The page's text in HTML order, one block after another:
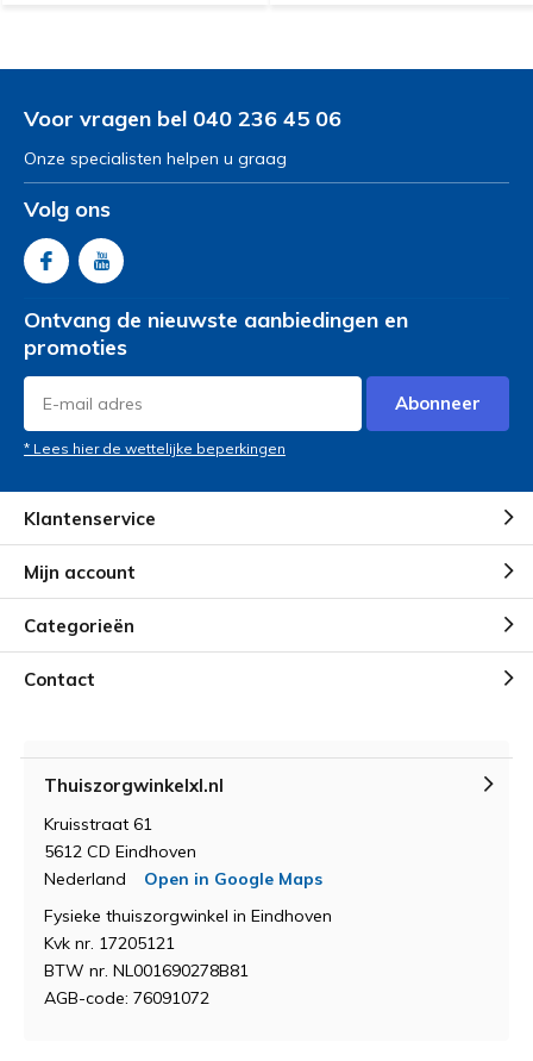
Voor vragen bel 040 236 45 06
Onze specialisten helpen u graag
Volg ons
Ontvang de nieuwste aanbiedingen en
promoties
Abonneer
* Lees hier de wettelijke beperkingen
Klantenservice
Mijn account
Categorieën
Contact
Thuiszorgwinkelxl.nl
Kruisstraat 61
5612 CD Eindhoven
Nederland
Open in Google Maps
Fysieke thuiszorgwinkel in Eindhoven
Kvk nr. 17205121
BTW nr. NL001690278B81
AGB-code: 76091072